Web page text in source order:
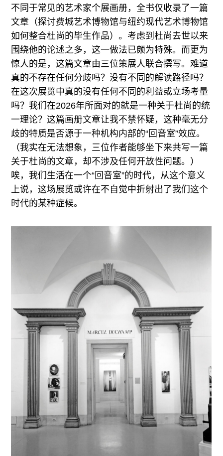
不同于常见的艺术家个展画册，全书仅收录了一篇
文章（探讨费城艺术博物馆与纽约现代艺术博物馆
如何整合杜尚的毕生作品）。考虑到杜尚去世以来
围绕他的论述之多，这一做法已颇为特殊。而更为
惊人的是，这篇文章由三位策展人联合撰写。难道
真的不存在任何分歧吗？没有不同的解读路径吗？
在这次展览中真的没有任何不同的利益或立场考量
吗？我们在2026年所面对的就是一种关于杜尚的统
一理论？这篇画册文章让我不禁怀疑，这种毫无分
歧的特质是否源于一种机构内部的“回音室”效应。
（我实在无法想象，三位作者能够坐下来共写一篇
关于杜尚的文章，却不涉及任何开放性问题。）
唉，我们生活在一个“回音室”的时代，从这个意义
上说，这场展览或许在不自觉中折射出了我们这个
时代的某种症候。